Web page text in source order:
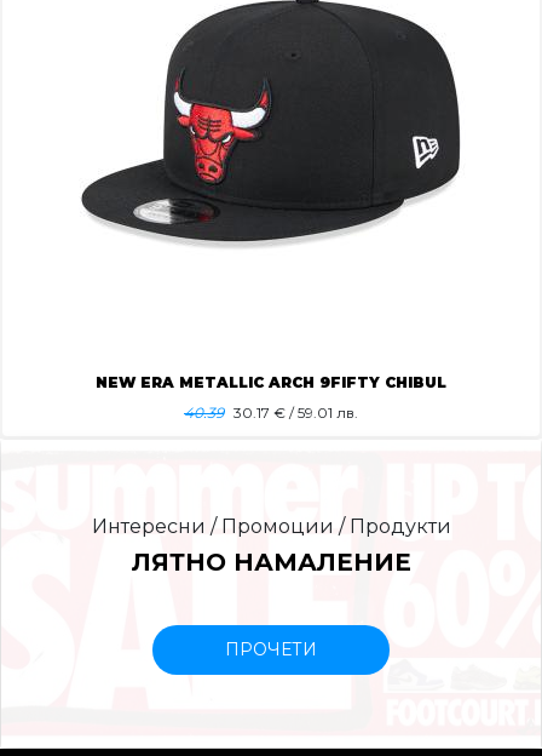
NEW ERA METALLIC ARCH 9FIFTY CHIBUL
40.39 30.17 € / 59.01 лв.
Интересни / Промоции / Продукти
ЛЯТНО НАМАЛЕНИЕ
ПРОЧЕТИ